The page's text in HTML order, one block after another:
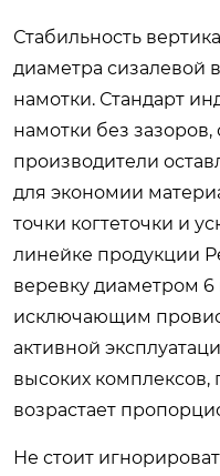
Стабильность
диаметра сизалевой
намотки. Стандарт
намотки без
производители
для экономии
точки когтеточки и
линейке продукции
веревку диаметром
исключающим
активной
высоких комплексов,
возрастает
Не стоит